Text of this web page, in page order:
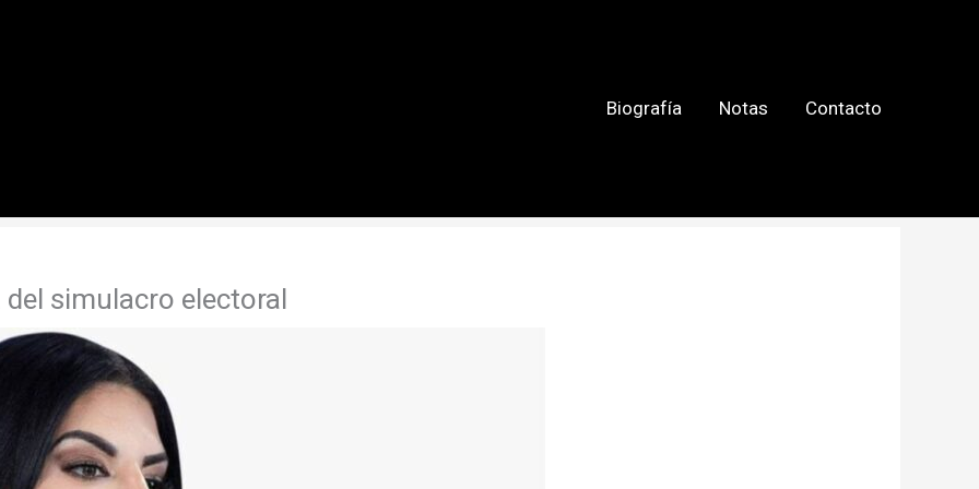
Biografía
Notas Contacto
del simulacro electoral